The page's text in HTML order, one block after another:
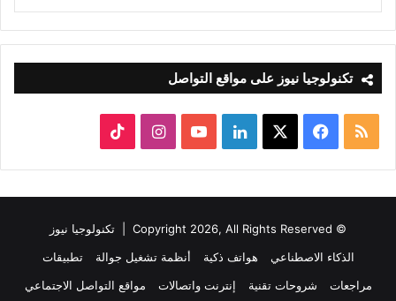
تكنولوجيا نيوز على مواقع التواصل
ملخص
الموقع
RSS
فيسبوك لينكدإن‫YouTubeانستقرام
© Copyright 2026, All Rights Reserved |
تكنولوجيا نيوز
الذكاء الاصطناعي
هواتف ذكية أنظمة تشغيل جوالة
تطبيقات
مراجعات
شروحات تقنية إنترنت واتصالات مواقع التواصل الاجتماعي